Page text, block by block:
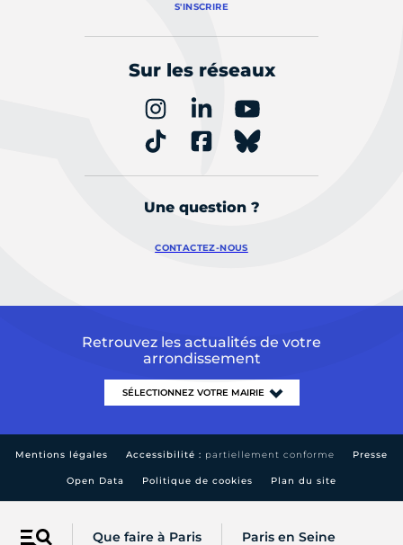
Que faire à Paris Paris en Seine
S'INSCRIRE
Sur les réseaux
Une question ?
CONTACTEZ-NOUS
Retrouvez les actualités de votre
arrondissement
Mentions légales Accessibilité : partiellement conforme Presse
Open Data Politique de cookies Plan du site